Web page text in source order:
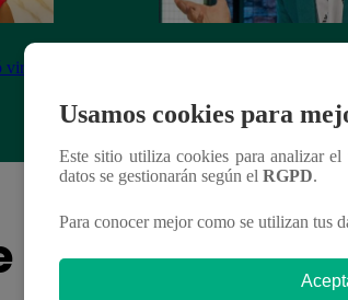
puede
Usamos cookies para
Este sitio utiliza cookies para analizar
datos se gestionarán según el RGPD.
Para conocer mejor como se utilizan tus